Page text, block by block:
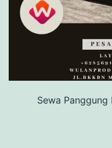
Sewa